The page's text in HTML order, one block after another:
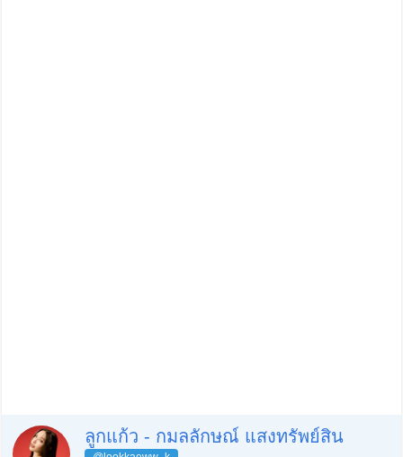
ลูกแก้ว - กมลลักษณ์ แสงทรัพย์สิน